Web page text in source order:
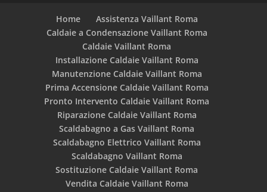
Home
Assistenza Vaillant Roma
Caldaie a Condensazione Vaillant Roma
Caldaie Vaillant Roma
Installazione Caldaie Vaillant Roma
Manutenzione Caldaie Vaillant Roma
Prima Accensione Caldaie Vaillant Roma
Pronto Intervento Caldaie Vaillant Roma
Riparazione Caldaie Vaillant Roma
Scaldabagno a Gas Vaillant Roma
Scaldabagno Elettrico Vaillant Roma
Scaldabagno Vaillant Roma
Sostituzione Caldaie Vaillant Roma
Vendita Caldaie Vaillant Roma